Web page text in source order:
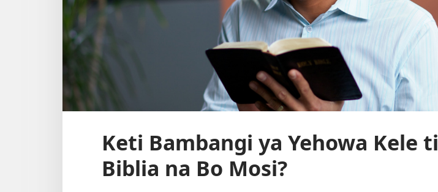
Keti Bambangi ya Yehowa Kele ti
Biblia na Bo Mosi?